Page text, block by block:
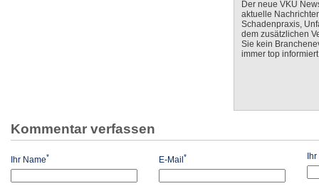
Der neue VKU
aktuelle
Schadenpraxis,
dem zusätzlichen
Sie kein
immer top
Kommentar verfassen
Ihr Name* E-Mail *